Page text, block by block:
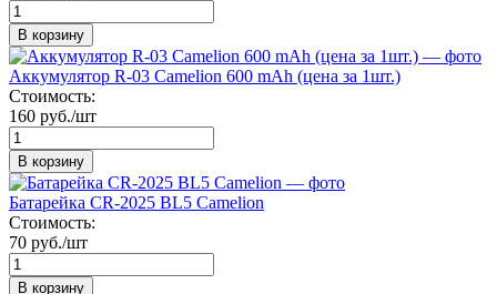
В корзину
Аккумулятор R-03 Camelion 600 mAh (цена за 1шт.)
Стоимость:
160 руб./шт
В корзину
Батарейка СR-2025 BL5 Camelion
Стоимость:
70 руб./шт
В корзину